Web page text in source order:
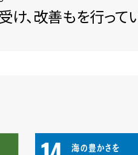
、改善もを行ってい